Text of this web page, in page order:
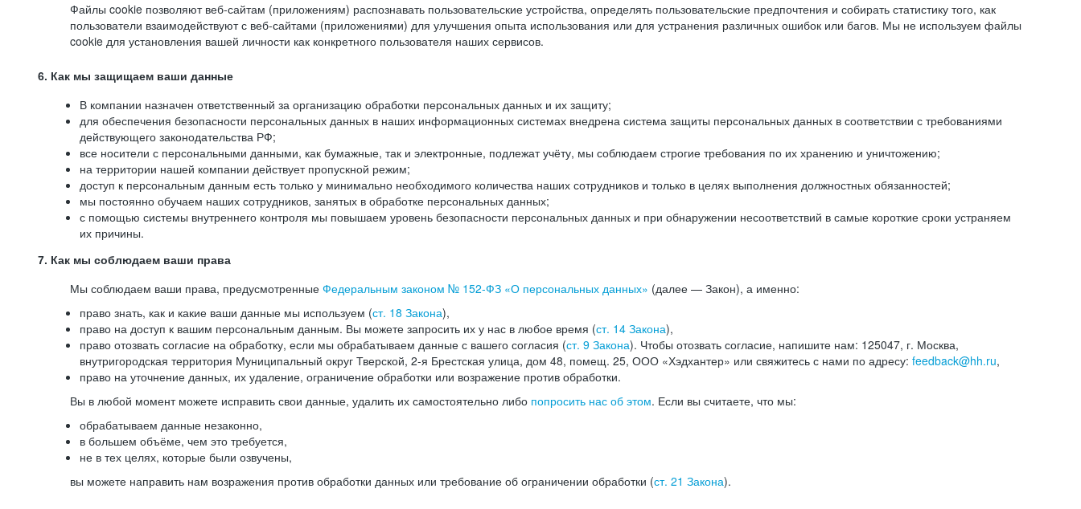
Файлы cookie позволяют веб-сайтам (приложениям) распознавать пользовательские устройства, определять пользовательские предпочтения и собирать статистику того, как
пользователи взаимодействуют с веб-сайтами (приложениями) для улучшения опыта использования или для устранения различных ошибок или багов. Мы не используем файлы
cookie для установления вашей личности как конкретного пользователя наших сервисов.
6. Как мы защищаем ваши данные
В компании назначен ответственный за организацию обработки персональных данных и их защиту;
для обеспечения безопасности персональных данных в наших информационных системах внедрена система защиты персональных данных в соответствии с требованиями
действующего законодательства РФ;
все носители с персональными данными, как бумажные, так и электронные, подлежат учёту, мы соблюдаем строгие требования по их хранению и уничтожению;
на территории нашей компании действует пропускной режим;
доступ к персональным данным есть только у минимально необходимого количества наших сотрудников и только в целях выполнения должностных обязанностей;
мы постоянно обучаем наших сотрудников, занятых в обработке персональных данных;
с помощью системы внутреннего контроля мы повышаем уровень безопасности персональных данных и при обнаружении несоответствий в самые короткие сроки устраняем
их причины.
7. Как мы соблюдаем ваши права
Мы соблюдаем ваши права, предусмотренные Федеральным законом № 152-ФЗ «О персональных данных» (далее — Закон), а именно:
право знать, как и какие ваши данные мы используем (ст. 18 Закона),
право на доступ к вашим персональным данным. Вы можете запросить их у нас в любое время (ст. 14 Закона),
право отозвать согласие на обработку, если мы обрабатываем данные с вашего согласия (ст. 9 Закона). Чтобы отозвать согласие, напишите нам: 125047, г. Москва,
внутригородская территория Муниципальный округ Тверской, 2-я Брестская улица, дом 48, помещ. 25, ООО «Хэдхантер» или свяжитесь с нами по адресу: feedback@hh.ru,
право на уточнение данных, их удаление, ограничение обработки или возражение против обработки.
Вы в любой момент можете исправить свои данные, удалить их самостоятельно либо попросить нас об этом. Если вы считаете, что мы:
обрабатываем данные незаконно,
в большем объёме, чем это требуется,
не в тех целях, которые были озвучены,
вы можете направить нам возражения против обработки данных или требование об ограничении обработки (ст. 21 Закона).